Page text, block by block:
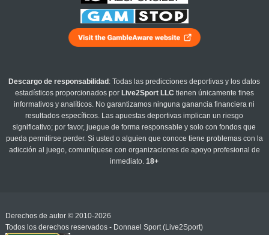
Descargo de responsabilidad : Todas las predicciones deportivas y los datos
estadísticos proporcionados por Live2Sport LLC tienen únicamente fines
informativos y analíticos. No garantizamos ninguna ganancia financiera ni
resultados específicos. Las apuestas deportivas implican un riesgo
significativo; por favor, juegue de forma responsable y solo con fondos que
pueda permitirse perder. Si usted o alguien que conoce tiene problemas con la
adicción al juego, comuníquese con organizaciones de apoyo profesional de
inmediato.18+
Derechos de autor © 2010-2026
Todos los derechos reservados - Donnael Sport (Live2Sport)